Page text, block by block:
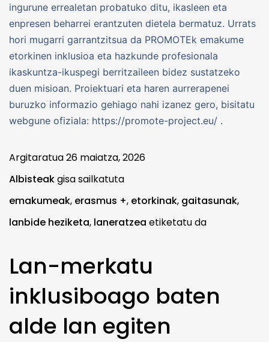
ingurune errealetan probatuko ditu, ikasleen eta
enpresen beharrei erantzuten dietela bermatuz. Urrats
hori mugarri garrantzitsua da PROMOTEk emakume
etorkinen inklusioa eta hazkunde profesionala
ikaskuntza-ikuspegi berritzaileen bidez sustatzeko
duen misioan. Proiektuari eta haren aurrerapenei
buruzko informazio gehiago nahi izanez gero, bisitatu
webgune ofiziala: https://promote-project.eu/ .
Argitaratua26 maiatza, 2026
Albisteakgisa sailkatuta
emakumeak, erasmus +, etorkinak, gaitasunak,
lanbide heziketa, laneratzea etiketatu da
Lan-merkatu
inklusiboago baten
alde lan egiten